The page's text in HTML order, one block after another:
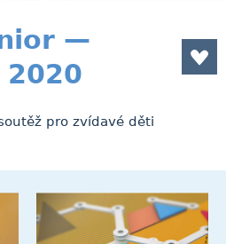
—
2020
pro zvídavé děti